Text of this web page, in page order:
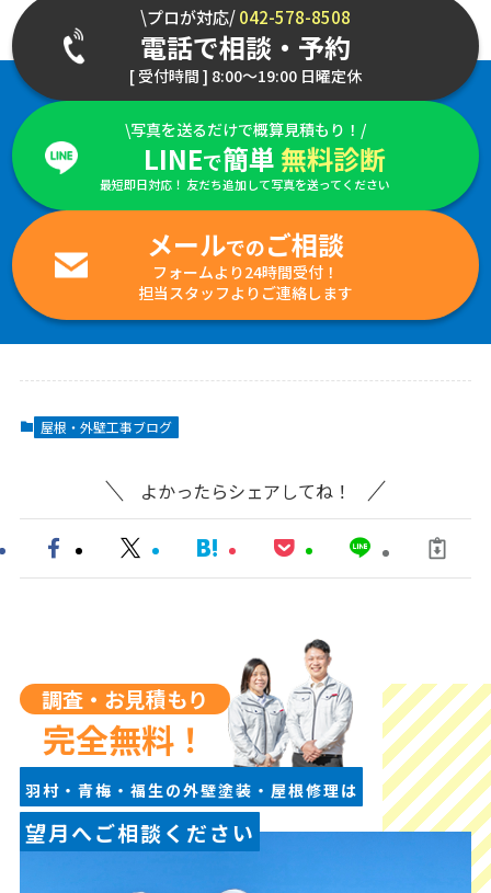
\プロが対応/042-578-8508
電話で相談・予約
[ 受付時間 ] 8:00～19:00 日曜定休
\写真を送るだけで概算見積もり！/
LINEで簡単 無料診断
最短即日対応！ 友だち追加して写真を送ってください
メールでのご相談
フォームより24時間受付！
担当スタッフよりご連絡します
屋根・外壁工事ブログ
よかったらシェアしてね！
調査・お見積もり
完全無料！
羽村・青梅・福生の外壁塗装・屋根修理は
望月へご相談ください